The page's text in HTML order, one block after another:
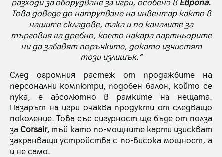
Това доведе до натрупване на инвентар както в
нашите складове, така и по каналите за
търговия на дребно, което накара партньорите
ни да забавят поръчките, докато изчистят
този излишък.“
След огромния растеж от продажбите на
персонални компютри, подобен балон, който се
пука, е абсолютно в рамките на нещата.
Пазарът на игри очаква продукти от следващо
поколение. Това със сигурност ще бъде от полза
заCorsair, тъй като по-мощните карти изискват
захранващи устройства с по-висока мощност, а
и не само.